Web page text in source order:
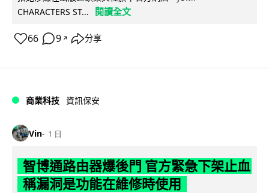
CHARACTERS ST...
閱讀全文
66 9 ↗ 分享
商業科技 資訊保安
Vin 1 日
智博通路由器爆後門 官方緊急下架止血
稱漏洞是功能在維修時使用